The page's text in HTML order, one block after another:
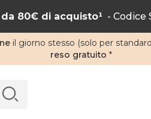
da 80€ di acquisto¹ - Codice
il giorno stesso (solo per
reso gratuito *